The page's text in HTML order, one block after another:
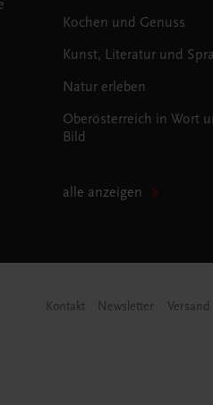
Kochen und Genuss
Kunst, Literatur und
Natur erleben
Oberösterreich in Wort
Bild
alle anzeigen
Kontakt Newsletter